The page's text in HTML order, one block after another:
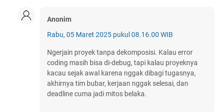
Anonim
Rabu, 05 Maret 2025 pukul 08.16.00 WIB
Ngerjain proyek tanpa dekomposisi. Kalau error
coding masih bisa di-debug, tapi kalau proyeknya
kacau sejak awal karena nggak dibagi tugasnya,
akhirnya tim bubar, kerjaan nggak selesai, dan
deadline cuma jadi mitos belaka.